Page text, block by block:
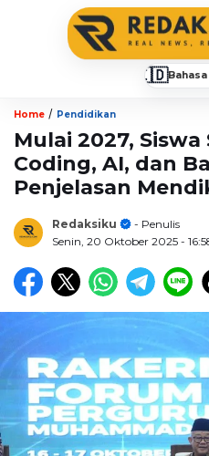
🇮🇩
Home / Pendidikan
Mulai 2027,
Coding, AI, dan
Penjelasan
Redaksiku
- Penulis
Senin, 20 Oktober 2025 -